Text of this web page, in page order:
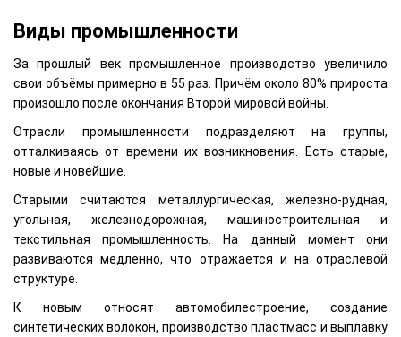
Виды промышленности
За прошлый век промышленное производство увеличило
свои объёмы примерно в 55 раз. Причём около 80% прироста
произошло после окончания Второй мировой войны.
Отрасли промышленности подразделяют на группы,
отталкиваясь от времени их возникновения. Есть старые,
новые и новейшие.
Старыми считаются металлургическая, железно-рудная,
угольная, железнодорожная, машиностроительная и
текстильная промышленность. На данный момент они
развиваются медленно, что отражается и на отраслевой
структуре.
К новым относят автомобилестроение, создание
синтетических волокон, производство пластмасс и выплавку